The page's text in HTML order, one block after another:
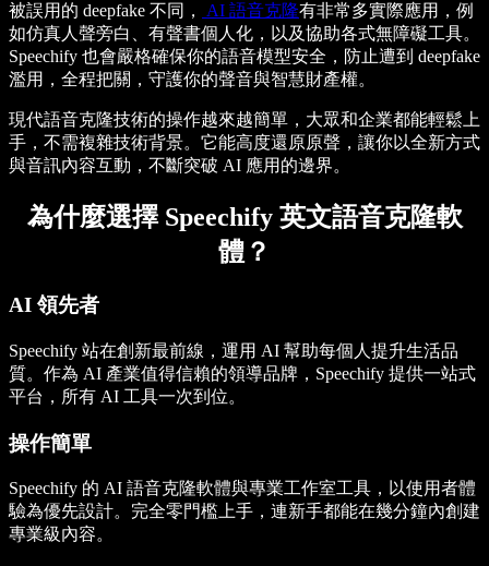
被誤用的 deepfake 不同，
AI 語音克隆有非常多實際應用，例
如仿真人聲旁白、有聲書個人化，以及協助各式無障礙工具。
Speechify 也會嚴格確保你的語音模型安全，防止遭到 deepfake
濫用，全程把關，守護你的聲音與智慧財產權。
現代語音克隆技術的操作越來越簡單，大眾和企業都能輕鬆上
手，不需複雜技術背景。它能高度還原原聲，讓你以全新方式
與音訊內容互動，不斷突破 AI 應用的邊界。
為什麼選擇 Speechify 英文語音克隆軟
體？
AI 領先者
Speechify 站在創新最前線，運用 AI 幫助每個人提升生活品
質。作為 AI 產業值得信賴的領導品牌，Speechify 提供一站式
平台，所有 AI 工具一次到位。
操作簡單
Speechify 的 AI 語音克隆軟體與專業工作室工具，以使用者體
驗為優先設計。完全零門檻上手，連新手都能在幾分鐘內創建
專業級內容。